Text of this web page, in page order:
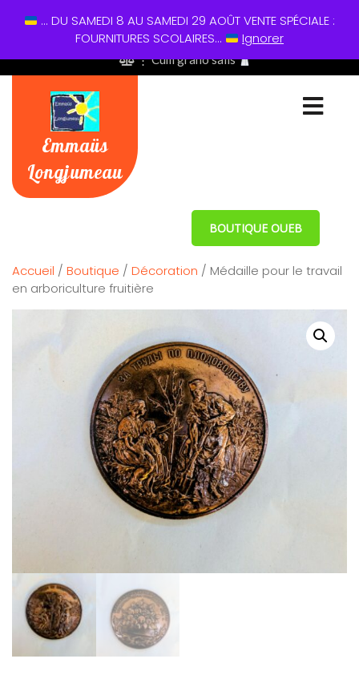
01 60 49 13 60
⋮ Cum grano salis
Emmaüs
Longjumeau
BOUTIQUE OUEB
Accueil / Boutique / Décoration / Médaille pour le travail
en arboriculture fruitière
... DU SAMEDI 8 AU SAMEDI 29 AOÛT VENTE SPÉCIALE :
FOURNITURES SCOLAIRES...
Ignorer